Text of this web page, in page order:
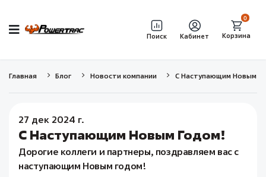
Поиск Кабинет Корзина
0
Главная Блог Новости компании С Наступающим Новым
27 дек 2024 г.
С Наступающим Новым Годом!
Дорогие коллеги и партнеры, поздравляем вас с
наступающим Новым годом!